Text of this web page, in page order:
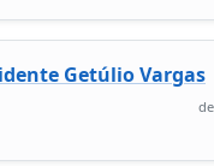
Getúlio Vargas